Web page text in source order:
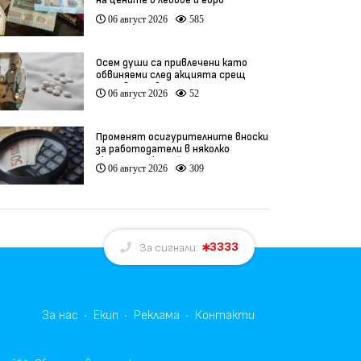
06 август 2026 585
Осем души са привлечени като
обвиняеми след акцията срещ
производство на фентанил
06 август 2026 52
Променят осигурителните вноски
за работодатели в няколко
икономически дейности
06 август 2026 309
За сигнали: 3333
За нас Екип Реклама Контакти